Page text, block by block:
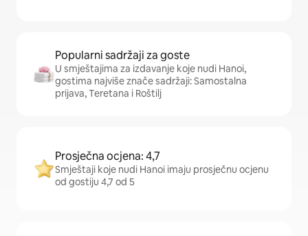
Popularni sadržaji za goste
U smještajima za izdavanje koje nudi Hanoi,
gostima najviše znače sadržaji: Samostalna
prijava, Teretana i Roštilj
Prosječna ocjena: 4,7
Smještaji koje nudi Hanoi imaju prosječnu ocjenu
od gostiju 4,7 od 5